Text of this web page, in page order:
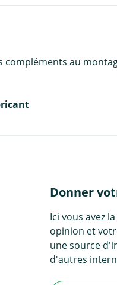
au
Donner
Ici vous avez
opinion et
une source
d'autres